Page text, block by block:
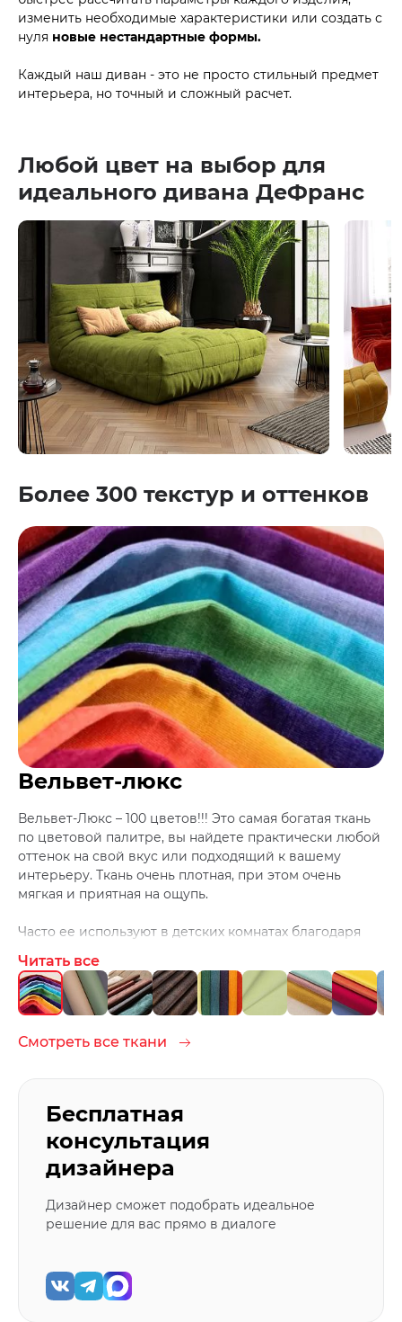
изменить необходимые характеристики или создать с
нуля новые нестандартные формы.
Каждый наш диван - это не просто стильный предмет
интерьера, но точный и сложный расчет.
Любой цвет на выбор для
идеального дивана ДеФранс
Более 300 текстур и оттенков
Смотреть все ткани
Вельвет-люкс
Вельвет-Люкс – 100 цветов!!! Это самая богатая ткань
по цветовой палитре, вы найдете практически любой
оттенок на свой вкус или подходящий к вашему
интерьеру. Ткань очень плотная, при этом очень
мягкая и приятная на ощупь.
Часто ее используют в детских комнатах благодаря
дети любят, что-нибудь испачкать ;)
Чистить ткань лучше средствами для домашней
Читать все
Бесплатная
консультация
дизайнера
Дизайнер сможет подобрать идеальное
решение для вас прямо в диалоге